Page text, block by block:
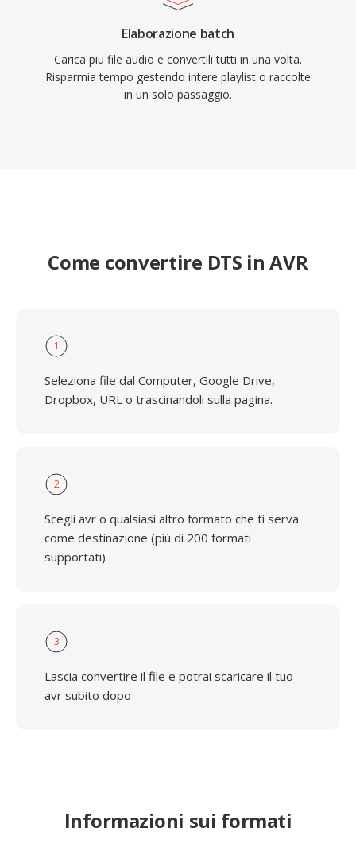
Elaborazione batch
Carica piu file audio e convertili tutti in una volta.
Risparmia tempo gestendo intere playlist o raccolte
in un solo passaggio.
Come convertire DTS in AVR
1
Seleziona file dal Computer, Google Drive,
Dropbox, URL o trascinandoli sulla pagina.
2
Scegli avr o qualsiasi altro formato che ti serva
come destinazione (più di 200 formati
supportati)
3
Lascia convertire il file e potrai scaricare il tuo
avr subito dopo
Informazioni sui formati